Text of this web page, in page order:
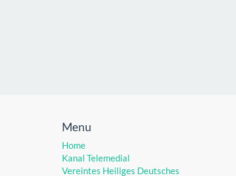
Menu
Home
Kanal Telemedial
Vereintes Heiliges Deutsches